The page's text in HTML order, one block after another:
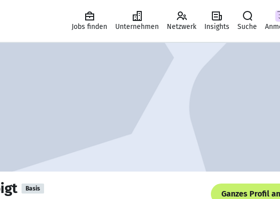
Jobs finden Unternehmen Netzwerk Insights Suche
Basis
Ganzes Profil